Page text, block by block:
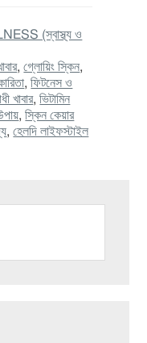
(স্বাস্থ্য ও
,গ্লোয়িং স্কিন,
,ফিটনেস ও
খাবার,ভিটামিন
,স্কিন কেয়ার
,হেলদি লাইফস্টাইল